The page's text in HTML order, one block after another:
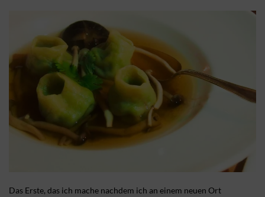
Das Erste, das ich mache nachdem ich an einem neuen Ort